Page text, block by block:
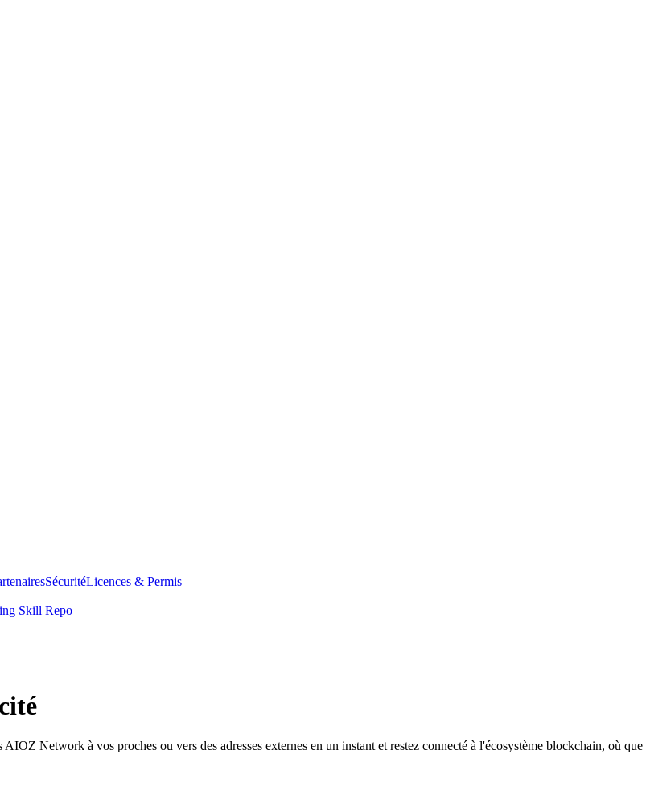
SécuritéLicences & Permis
Skill Repo
Network à vos proches ou vers des adresses externes en un instant et restez connecté à l'écosystème blockchain, où que